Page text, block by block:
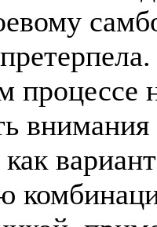
процессе
внимания